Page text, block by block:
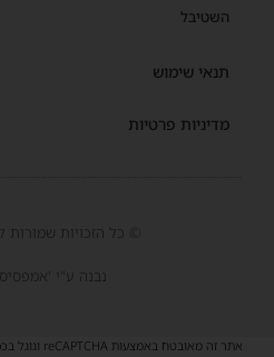
השטיבל
תנאי שימוש
מדיניות פרטיות
© כל הזכויות שמורות
נבנה ע"י
אתר זה מאובטח באמצעות reCAPTCHA וגוגל בכפוף